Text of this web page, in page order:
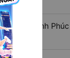
Đảo - Vĩnh